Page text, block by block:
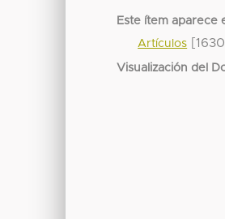
Este ítem aparece
Artículos [1630]
Visualización del